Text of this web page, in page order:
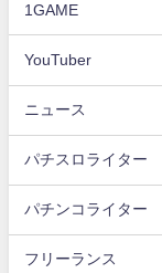
1GAME
YouTuber
ニュース
パチスロライター
パチンコライター
フリーランス